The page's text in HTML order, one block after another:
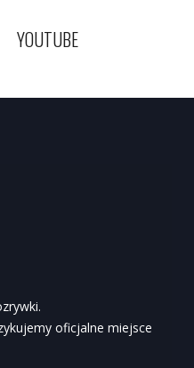
YOUTUBE
oficjalne miejsce